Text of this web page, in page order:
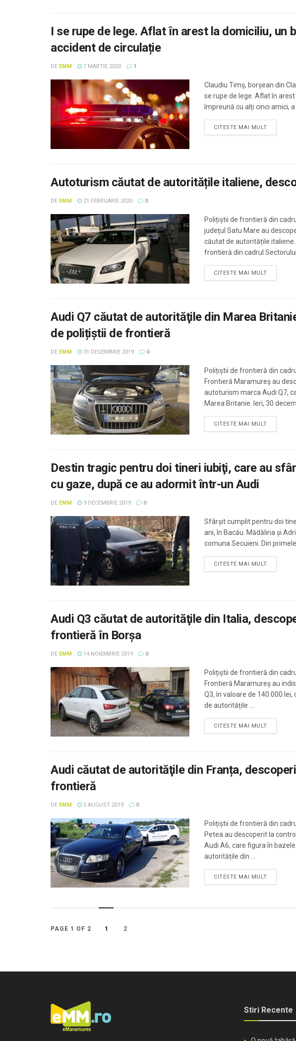
I se rupe de lege. Aflat în arest la domiciliu, un
accident de circulație
DE EMM 7 MARTIE 2020 1
Claudiu Timș, borșean din
se rupe de lege. Aflat în
împreună cu alți cinci amici, a
CITESTE MAI MULT
Autoturism căutat de autoritățile italiene,
DE EMM 21 FEBRUARIE 2020 0
Polițiștii de frontieră din
judeţul Satu Mare au
căutat de autoritățile
frontieră din cadrul Sectorului
CITESTE MAI MULT
Audi Q7 căutat de autorităţile din Marea
de polițiștii de frontieră
DE EMM 31 DECEMBRIE 2019 0
Polițiștii de frontieră din
Frontieră Maramureș au
autoturism marca Audi Q7,
Marea Britanie. Ieri, 30
CITESTE MAI MULT
Destin tragic pentru doi tineri iubiţi, care au
cu gaze, după ce au adormit într-un Audi
DE EMM 9 DECEMBRIE 2019 0
Sfârşit cumplit pentru doi
ani, în Bacău. Mădălina şi
comuna Secuieni. Din
CITESTE MAI MULT
Audi Q3 căutat de autorităţile din Italia,
frontieră în Borșa
DE EMM 14 NOIEMBRIE 2019 0
Polițiștii de frontieră din
Frontieră Maramureș au
Q3, în valoare de 140.000
de autoritățile ...
CITESTE MAI MULT
Audi căutat de autorităţile din Franța,
frontieră
DE EMM 5 AUGUST 2019 0
Polițiștii de frontieră din
Petea au descoperit la
Audi A6, care figura în
autoritățile din ...
CITESTE MAI MULT
PAGE 1 OF 2 1 2
Stiri Recente